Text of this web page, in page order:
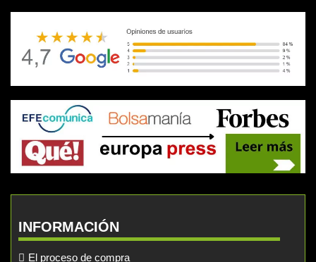
INFORMACIÓN
El proceso de compra